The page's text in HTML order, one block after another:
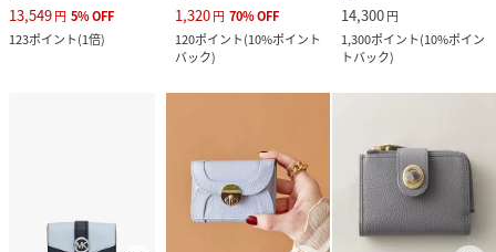
13,549円 5%OFF
123ポイント(1倍)
1,320円 70%OFF
120ポイント(10%ポイント
バック)
14,300円
1,300ポイント(10%ポイン
トバック)